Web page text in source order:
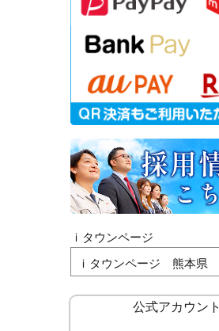
ｉタウンページ
ｉタウンページ 熊本県
公式アカウント